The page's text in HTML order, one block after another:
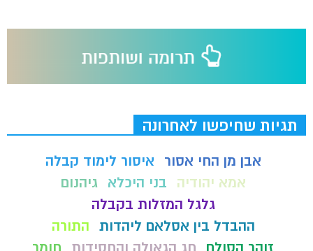
תגיות שחיפשו לאחרונה
אבן מן החי אסור
איסור לימוד קבלה
אמא יהודיה
בני היכלא
גיהנום
גלגל המזלות בקבלה
ההבדל בין אסלאם ליהדות התורה